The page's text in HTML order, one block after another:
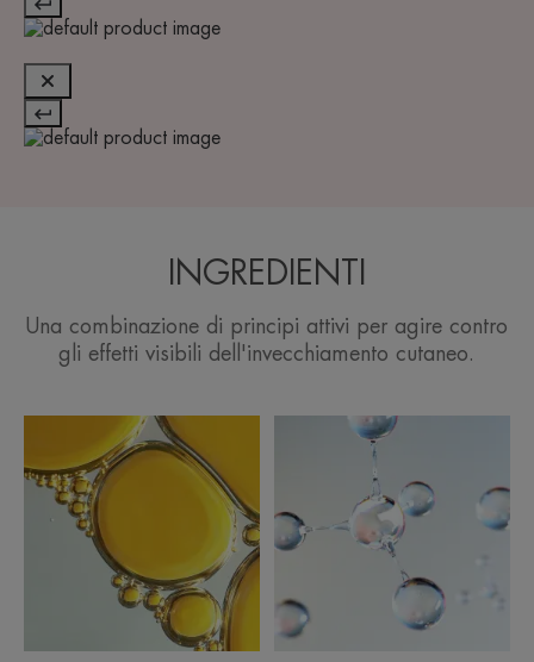
INGREDIENTI
Una combinazione di principi attivi per agire contro
gli effetti visibili dell'invecchiamento cutaneo.